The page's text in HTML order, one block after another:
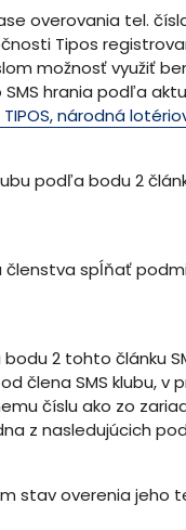
overovania tel.
Tipos
možnosť využiť
hrania podľa
národná
podľa bodu 2
členstva spĺňať
2 tohto článku
člena SMS klubu,
číslu ako zo
z nasledujúcich
stav overenia jeho